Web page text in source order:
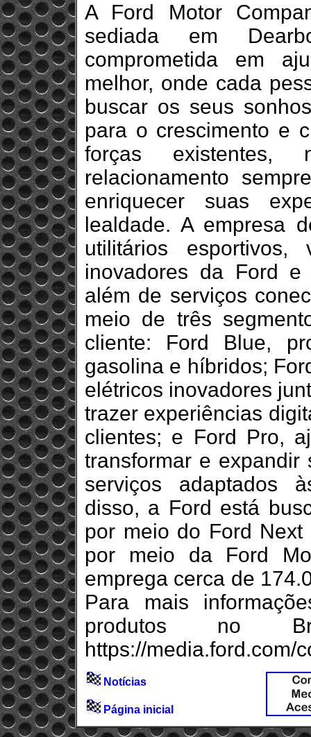
A Ford Motor
sediada em
comprometida em
melhor, onde cada
buscar os seus
para o crescimento e
forças
relacionamento
enriquecer suas
lealdade. A empresa
utilitários
inovadores da Ford
além de serviços
meio de três
cliente: Ford Blue,
gasolina e híbridos;
elétricos inovadores
trazer experiências
clientes; e Ford Pro,
transformar e
serviços adaptados
disso, a Ford está
por meio do Ford
por meio da Ford
emprega cerca de
Para mais
produtos no
https://media.ford.com/
Notícias
Página inicial